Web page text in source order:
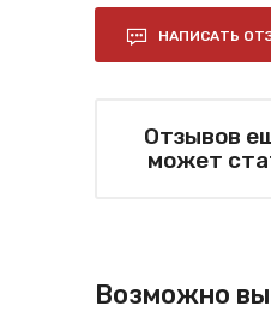
НАПИСАТЬ
Отзывов
может
Возможно